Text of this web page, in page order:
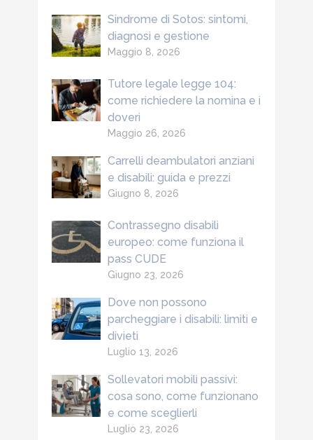
Sindrome di Sotos: sintomi,
diagnosi e gestione
Maggio 8, 2026
Tutore legale legge 104:
come richiedere la nomina e i
doveri
Maggio 26, 2026
Carrelli deambulatori anziani
e disabili: guida e prezzi
Giugno 8, 2026
Contrassegno disabili
europeo: come funziona il
pass CUDE
Giugno 23, 2026
Dove non possono
parcheggiare i disabili: limiti e
divieti
Luglio 13, 2026
Sollevatori mobili passivi:
cosa sono, come funzionano
e come sceglierli
Luglio 23, 2026